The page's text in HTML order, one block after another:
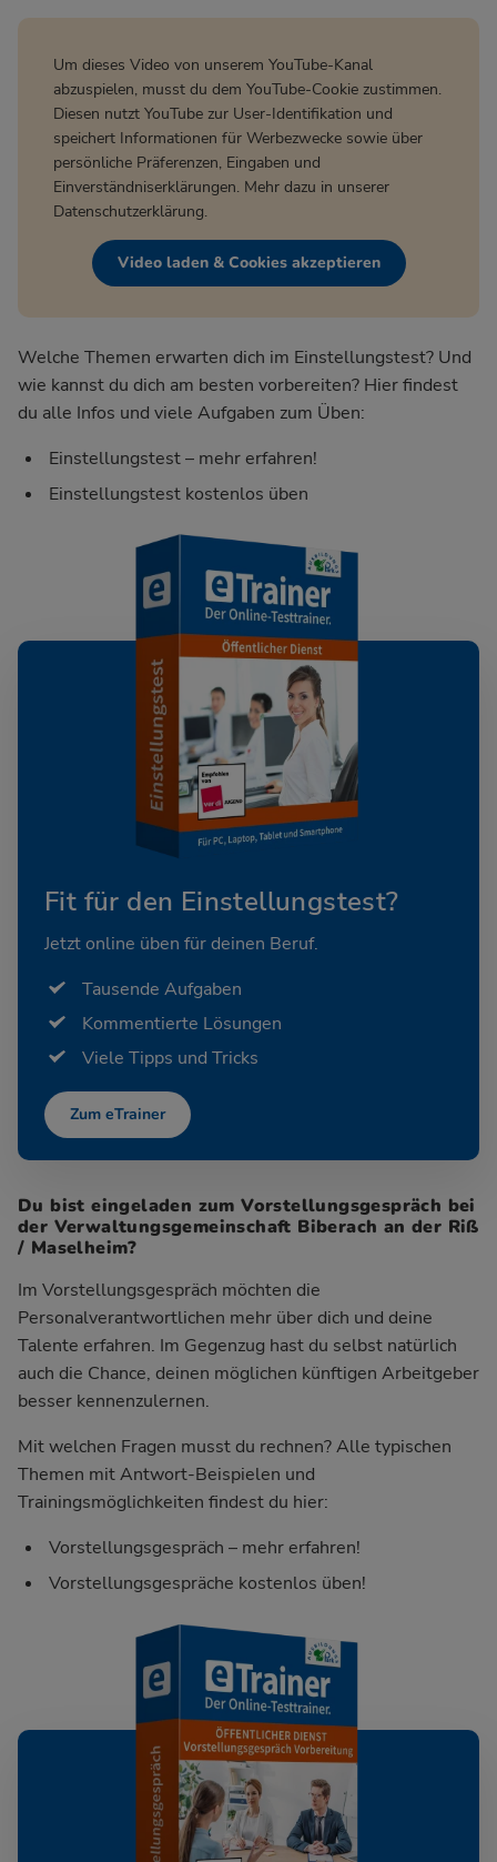
Um dieses Video von unserem YouTube-Kanal
abzuspielen, musst du dem YouTube-Cookie zustimmen.
Diesen nutzt YouTube zur User-Identifikation und
speichert Informationen für Werbezwecke sowie über
persönliche Präferenzen, Eingaben und
Einverständniserklärungen. Mehr dazu in unserer
Datenschutzerklärung.
Video laden & Cookies akzeptieren
Welche Themen erwarten dich im Einstellungstest? Und
wie kannst du dich am besten vorbereiten? Hier findest
du alle Infos und viele Aufgaben zum Üben:
Einstellungstest – mehr erfahren!
Einstellungstest kostenlos üben
Fit für den Einstellungstest?
Jetzt online üben für deinen Beruf.
Tausende Aufgaben
Kommentierte Lösungen
Viele Tipps und Tricks
Zum eTrainer
Du bist eingeladen zum Vorstellungsgespräch bei
der Verwaltungsgemeinschaft Biberach an der Riß
/ Maselheim?
Im Vorstellungsgespräch möchten die
Personalverantwortlichen mehr über dich und deine
Talente erfahren. Im Gegenzug hast du selbst natürlich
auch die Chance, deinen möglichen künftigen Arbeitgeber
besser kennenzulernen.
Mit welchen Fragen musst du rechnen? Alle typischen
Themen mit Antwort-Beispielen und
Trainingsmöglichkeiten findest du hier:
Vorstellungsgespräch – mehr erfahren!
Vorstellungsgespräche kostenlos üben!